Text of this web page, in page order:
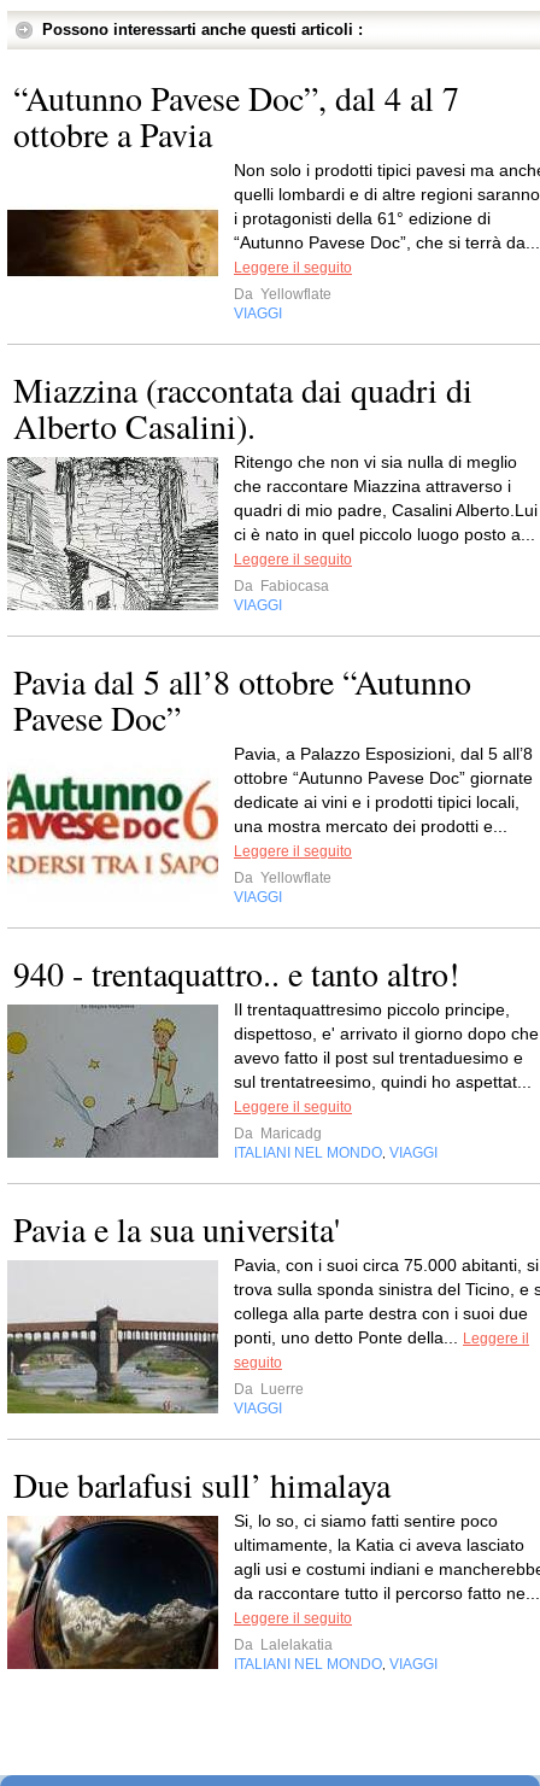
Possono interessarti anche questi articoli :
“Autunno Pavese Doc”, dal 4 al 7
ottobre a Pavia
Non solo i prodotti tipici pavesi ma
quelli lombardi e di altre regioni saranno
i protagonisti della 61° edizione di
“Autunno Pavese Doc”, che si terrà da...
Leggere il seguito
Da Yellowflate
VIAGGI
Miazzina (raccontata dai quadri di
Alberto Casalini).
Ritengo che non vi sia nulla di meglio
che raccontare Miazzina attraverso i
quadri di mio padre, Casalini Alberto.Lui
ci è nato in quel piccolo luogo posto a...
Leggere il seguito
Da Fabiocasa
VIAGGI
Pavia dal 5 all’8 ottobre “Autunno
Pavese Doc”
Pavia, a Palazzo Esposizioni, dal 5 all’8
ottobre “Autunno Pavese Doc” giornate
dedicate ai vini e i prodotti tipici locali,
una mostra mercato dei prodotti e...
Leggere il seguito
Da Yellowflate
VIAGGI
940 - trentaquattro.. e tanto altro!
Il trentaquattresimo piccolo principe,
dispettoso, e' arrivato il giorno dopo che
avevo fatto il post sul trentaduesimo e
sul trentatreesimo, quindi ho aspettat...
Leggere il seguito
Da Maricadg
ITALIANI NEL MONDO VIAGGI
Pavia e la sua universita'
Pavia, con i suoi circa 75.000 abitanti, si
trova sulla sponda sinistra del Ticino, e
collega alla parte destra con i suoi due
ponti, uno detto Ponte della...
Leggere il
seguito
Da Luerre
VIAGGI
Due barlafusi sull’ himalaya
Si, lo so, ci siamo fatti sentire poco
ultimamente, la Katia ci aveva lasciato
agli usi e costumi indiani e
da raccontare tutto il percorso fatto ne...
Leggere il seguito
Da Lalelakatia
ITALIANI NEL MONDO VIAGGI